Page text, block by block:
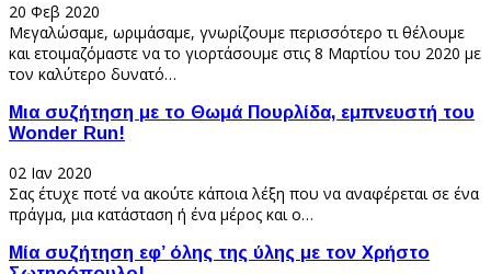
20 Φεβ 2020
Μεγαλώσαμε, ωριμάσαμε, γνωρίζουμε περισσότερο τι θέλουμε
και ετοιμαζόμαστε να το γιορτάσουμε στις 8 Μαρτίου του 2020 με
τον καλύτερο δυνατό…
Μια συζήτηση με το Θωμά Πουρλίδα, εμπνευστή του
Wonder Run!
02 Ιαν 2020
Σας έτυχε ποτέ να ακούτε κάποια λέξη που να αναφέρεται σε ένα
πράγμα, μια κατάσταση ή ένα μέρος και ο…
Μία συζήτηση εφ’ όλης της ύλης με τον Χρήστο